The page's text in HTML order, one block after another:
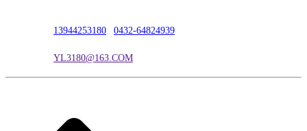
13944253180 0432-64824939
YL3180@163.COM